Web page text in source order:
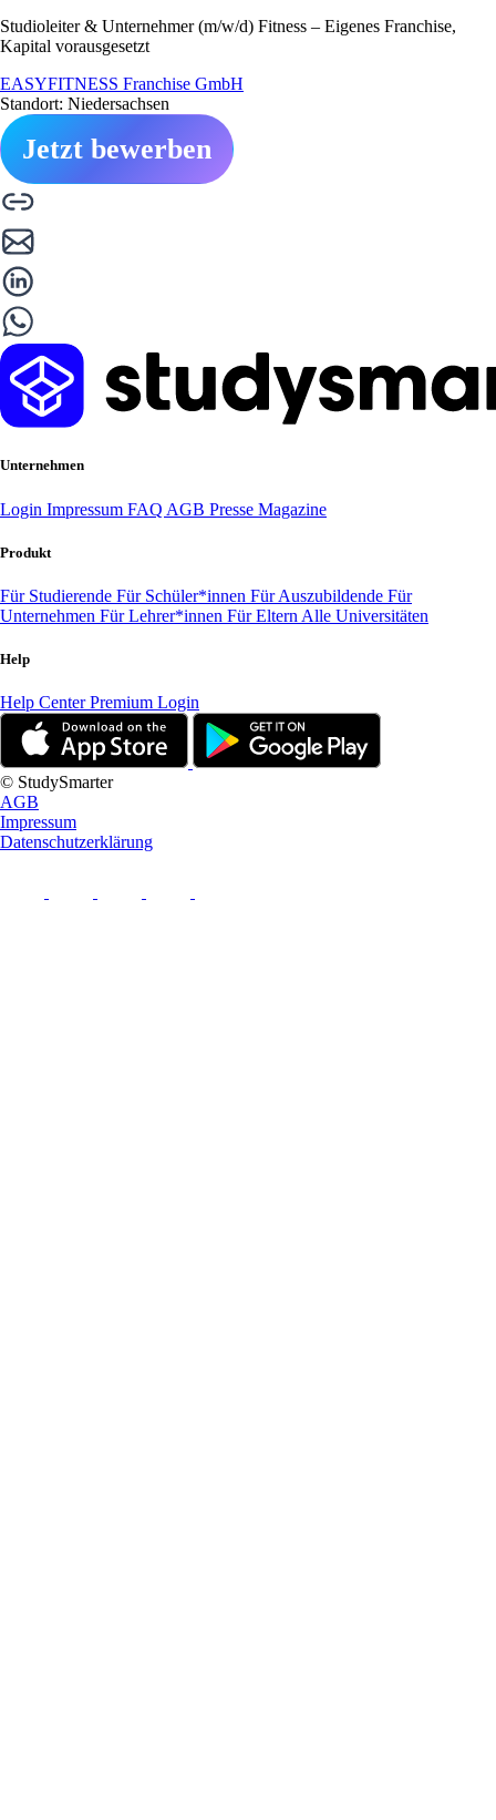
Studioleiter & Unternehmer (m/w/d) Fitness – Eigenes Franchise,
Kapital vorausgesetzt
EASYFITNESS Franchise GmbH
Standort: Niedersachsen
Jetzt bewerben
Unternehmen
Login Impressum FAQ AGB Presse Magazine
Produkt
Für Studierende Für Schüler*innen Für Auszubildende Für
Unternehmen Für Lehrer*innen Für Eltern Alle Universitäten
Help
Help CenterPremium Login
© StudySmarter
AGB
Impressum
Datenschutzerklärung